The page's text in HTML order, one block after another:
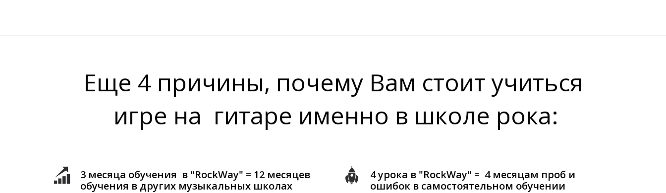
Еще 4 причины, почему Вам стоит учиться
игре на гитаре именно в школе рока:
3 месяца обучения в "RockWay" = 12 месяцев
обучения в других музыкальных школах
4 урока в "RockWay" = 4 месяцам проб и
ошибок в самостоятельном обучении